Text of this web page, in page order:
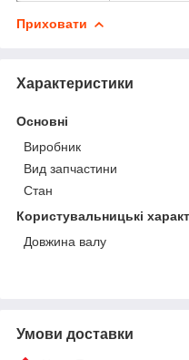
Приховати
Характеристики
Основні
Виробник
Вид запчастини
Стан
Користувальницькі
Довжина валу
Умови доставки